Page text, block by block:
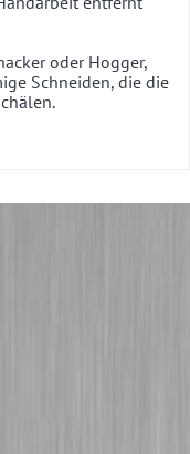
oder Hogger,
Schneiden, die die